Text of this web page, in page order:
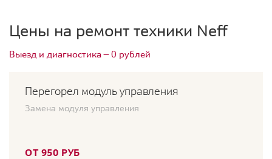
Цены на ремонт техники Neff
Выезд и диагностика — 0 рублей
Перегорел модуль управления
Замена модуля управления
ОТ 950 РУБ